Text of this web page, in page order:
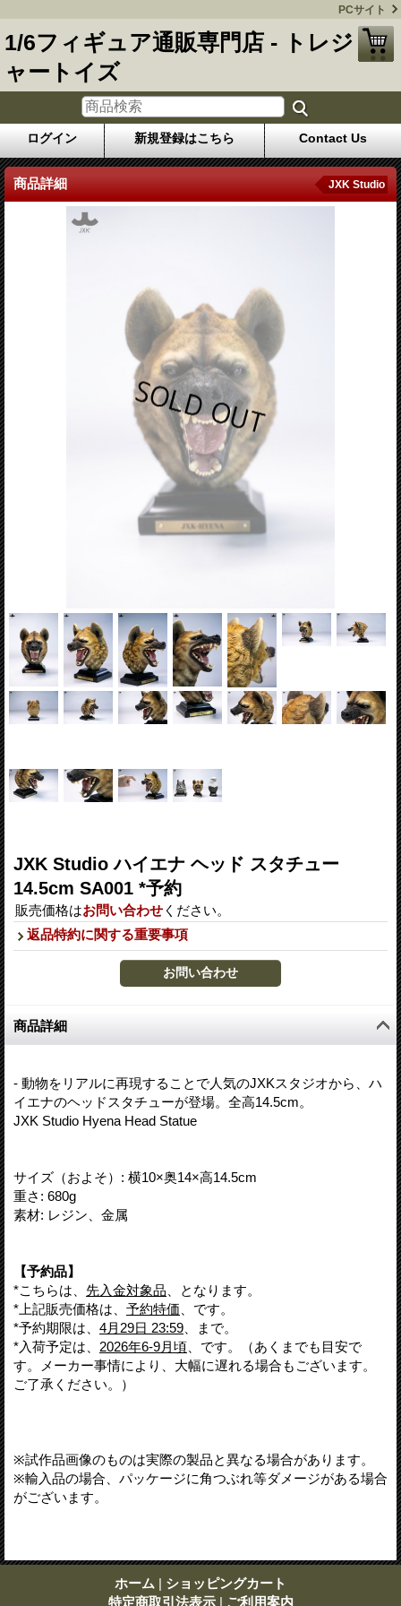
PCサイト
1/6フィギュア通販専門店 - トレジ
ャートイズ
ログイン 新規登録はこちら Contact Us
商品詳細 JXK Studio
JXK Studio ハイエナ ヘッド スタチュー
14.5cm SA001 *予約
販売価格はお問い合わせ ください。
返品特約に関する重要事項
商品詳細
- 動物をリアルに再現することで人気のJXKスタジオから、ハ
イエナのヘッドスタチューが登場。全高14.5cm。
JXK Studio Hyena Head Statue
サイズ（およそ）: 横10×奥14×高14.5cm
重さ: 680g
素材: レジン、金属
【予約品】
*こちらは、 先入金対象品 、となります。
*上記販売価格は、 予約特価 、です。
*予約期限は、 4月29日 23:59 、まで。
*入荷予定は、 2026年6-9月頃 、です。（あくまでも目安で
す。メーカー事情により、大幅に遅れる場合もございます。
ご了承ください。）
※試作品画像のものは実際の製品と異なる場合があります。
※輸入品の場合、パッケージに角つぶれ等ダメージがある場合
がございます。
ホーム | ショッピングカート
特定商取引法表示 | ご利用案内